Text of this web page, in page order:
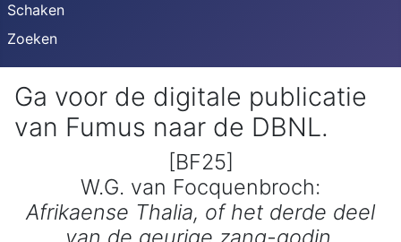
Schaken
Zoeken
Ga voor de digitale publicatie
van Fumus naar de DBNL.
[BF25]
W.G. van Focquenbroch:
Afrikaense Thalia, of het derde deel